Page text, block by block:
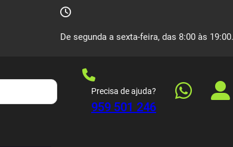
De segunda a sexta-feira, das 8:00 às
Precisa de ajuda?
959 501 246